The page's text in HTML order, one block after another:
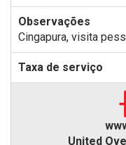
Cingapura, visita
United